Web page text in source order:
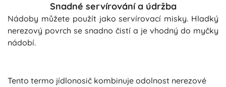
Snadné servírování a údržba
Nádoby můžete použít jako servírovací misky. Hladký
nerezový povrch se snadno čistí a je vhodný do myčky
nádobí.
Tento termo jídlonosič kombinuje odolnost nerezové